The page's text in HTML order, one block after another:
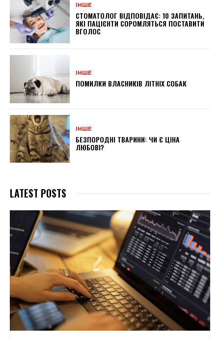
ІНШЕ
СТОМАТОЛОГ ВІДПОВІДАЄ: 10 ЗАПИТАНЬ,
ЯКІ ПАЦІЄНТИ СОРОМЛЯТЬСЯ ПОСТАВИТИ
ВГОЛОС
ІНШЕ
ПОМИЛКИ ВЛАСНИКІВ ЛІТНІХ СОБАК
ІНШЕ
БЕЗПОРОДНІ ТВАРИНИ: ЧИ Є ЦІНА
ЛЮБОВІ?
LATEST POSTS